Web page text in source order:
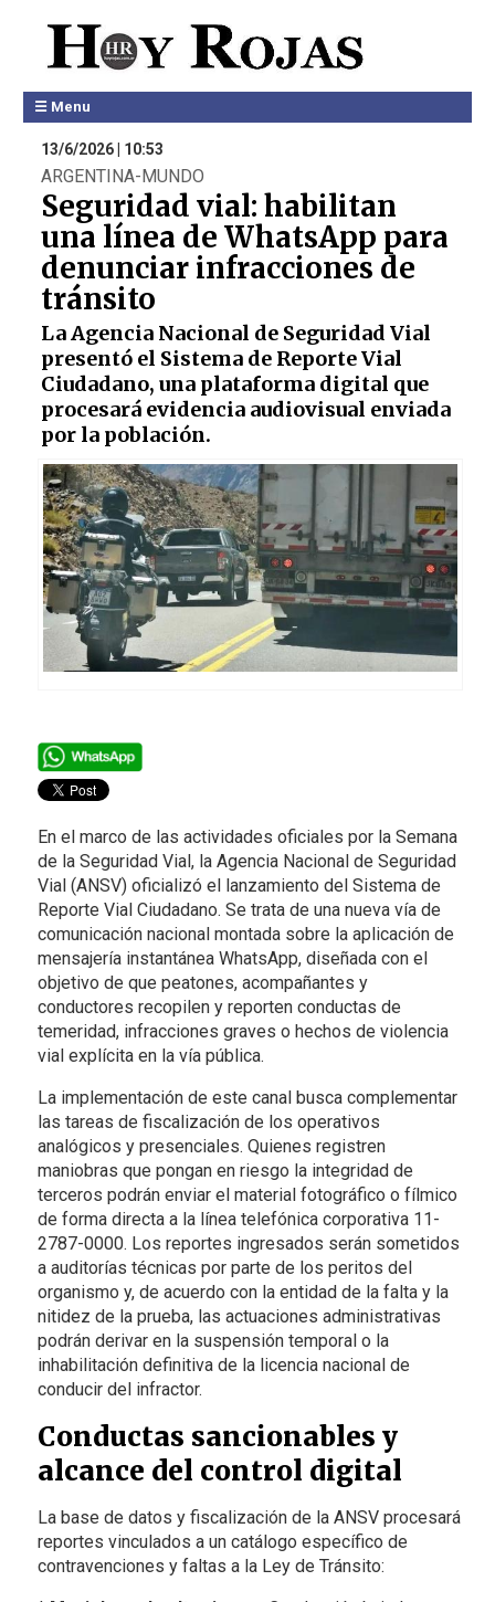
☰ Menu
13/6/2026 | 10:53
ARGENTINA-MUNDO
Seguridad vial: habilitan
una línea de WhatsApp para
denunciar infracciones de
tránsito
La Agencia Nacional de Seguridad Vial
presentó el Sistema de Reporte Vial
Ciudadano, una plataforma digital que
procesará evidencia audiovisual enviada
por la población.
En el marco de las actividades oficiales por la Semana
de la Seguridad Vial, la Agencia Nacional de Seguridad
Vial (ANSV) oficializó el lanzamiento del Sistema de
Reporte Vial Ciudadano. Se trata de una nueva vía de
comunicación nacional montada sobre la aplicación de
mensajería instantánea WhatsApp, diseñada con el
objetivo de que peatones, acompañantes y
conductores recopilen y reporten conductas de
temeridad, infracciones graves o hechos de violencia
vial explícita en la vía pública.
La implementación de este canal busca complementar
las tareas de fiscalización de los operativos
analógicos y presenciales. Quienes registren
maniobras que pongan en riesgo la integridad de
terceros podrán enviar el material fotográfico o fílmico
de forma directa a la línea telefónica corporativa 11-
2787-0000. Los reportes ingresados serán sometidos
a auditorías técnicas por parte de los peritos del
organismo y, de acuerdo con la entidad de la falta y la
nitidez de la prueba, las actuaciones administrativas
podrán derivar en la suspensión temporal o la
inhabilitación definitiva de la licencia nacional de
conducir del infractor.
Conductas sancionables y
alcance del control digital
La base de datos y fiscalización de la ANSV procesará
reportes vinculados a un catálogo específico de
contravenciones y faltas a la Ley de Tránsito: